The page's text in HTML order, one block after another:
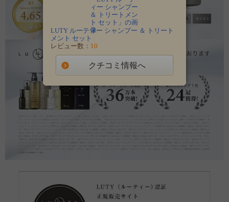
LUTY ルーティー シャンプー ＆ トリート
メント セット
レビュー数： 10
クチコミ情報へ